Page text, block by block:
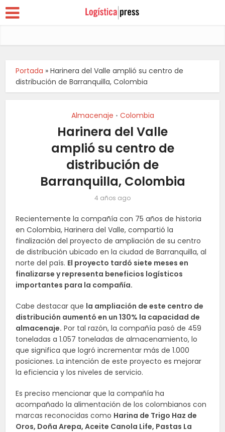
Portada »Harinera del Valle amplió su centro de
distribución de Barranquilla, Colombia
Almacenaje • Colombia
Harinera del Valle
amplió su centro de
distribución de
Barranquilla, Colombia
4 años ago
Recientemente la compañía con 75 años de historia
en Colombia, Harinera del Valle, compartió la
finalización del proyecto de ampliación de su centro
de distribución ubicado en la ciudad de Barranquilla, al
norte del país. El proyecto tardó siete meses en
finalizarse y representa beneficios logísticos
importantes para la compañía.
Cabe destacar que la ampliación de este centro de
distribución aumentó en un 130% la capacidad de
almacenaje. Por tal razón, la compañía pasó de 459
toneladas a 1.057 toneladas de almacenamiento, lo
que significa que logró incrementar más de 1.000
posiciones. La intención de este proyecto es mejorar
la eficiencia y los niveles de servicio.
Es preciso mencionar que la compañía ha
acompañado la alimentación de los colombianos con
marcas reconocidas como Harina de Trigo Haz de
Oros, Doña Arepa, Aceite Canola Life, Pastas La